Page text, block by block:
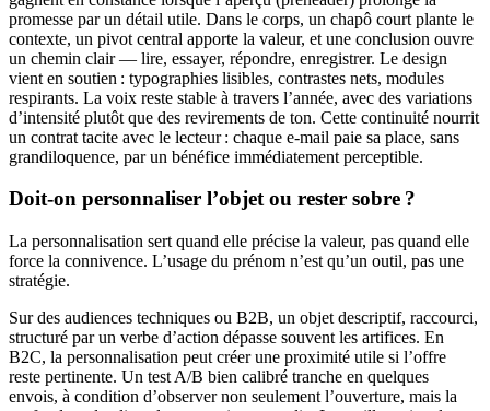
promesse par un détail utile. Dans le corps, un chapô court plante le
contexte, un pivot central apporte la valeur, et une conclusion ouvre
un chemin clair — lire, essayer, répondre, enregistrer. Le design
vient en soutien : typographies lisibles, contrastes nets, modules
respirants. La voix reste stable à travers l’année, avec des variations
d’intensité plutôt que des revirements de ton. Cette continuité nourrit
un contrat tacite avec le lecteur : chaque e-mail paie sa place, sans
grandiloquence, par un bénéfice immédiatement perceptible.
Doit-on personnaliser l’objet ou rester sobre ?
La personnalisation sert quand elle précise la valeur, pas quand elle
force la connivence. L’usage du prénom n’est qu’un outil, pas une
stratégie.
Sur des audiences techniques ou B2B, un objet descriptif, raccourci,
structuré par un verbe d’action dépasse souvent les artifices. En
B2C, la personnalisation peut créer une proximité utile si l’offre
reste pertinente. Un test A/B bien calibré tranche en quelques
envois, à condition d’observer non seulement l’ouverture, mais la